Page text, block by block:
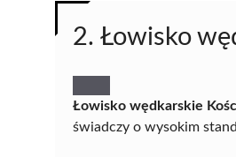
2. Łowisko
Łowisko wędkarskie
świadczy o wysokim